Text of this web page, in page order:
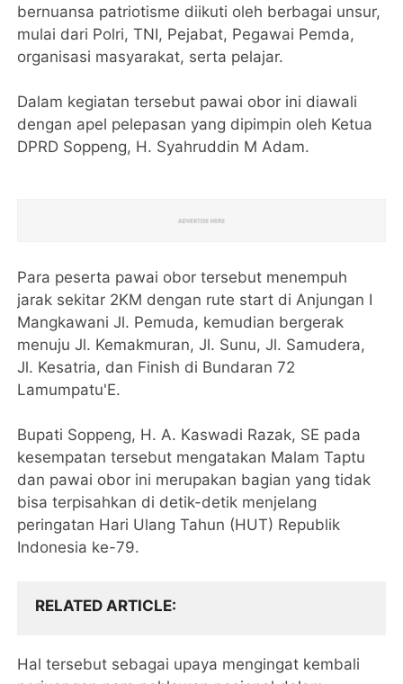
bernuansa patriotisme diikuti oleh berbagai unsur,
mulai dari Polri, TNI, Pejabat, Pegawai Pemda,
organisasi masyarakat, serta pelajar.
Dalam kegiatan tersebut pawai obor ini diawali
dengan apel pelepasan yang dipimpin oleh Ketua
DPRD Soppeng, H. Syahruddin M Adam.
Para peserta pawai obor tersebut menempuh
jarak sekitar 2KM dengan rute start di Anjungan I
Mangkawani Jl. Pemuda, kemudian bergerak
menuju Jl. Kemakmuran, Jl. Sunu, Jl. Samudera,
Jl. Kesatria, dan Finish di Bundaran 72
Lamumpatu'E.
Bupati Soppeng, H. A. Kaswadi Razak, SE pada
kesempatan tersebut mengatakan Malam Taptu
dan pawai obor ini merupakan bagian yang tidak
bisa terpisahkan di detik-detik menjelang
peringatan Hari Ulang Tahun (HUT) Republik
Indonesia ke-79.
RELATED ARTICLE
Hal tersebut sebagai upaya mengingat kembali